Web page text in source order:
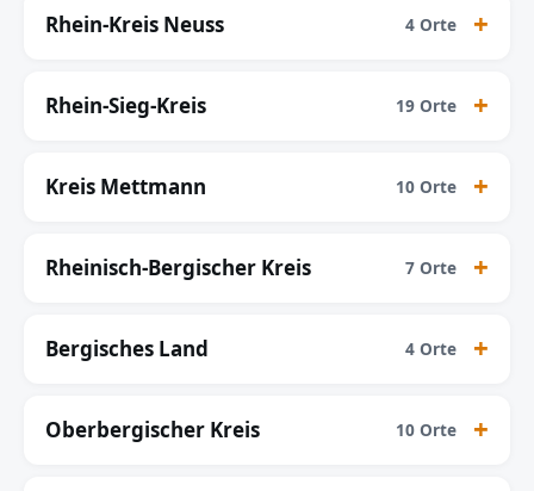
Rhein-Kreis Neuss 4 Orte
Rhein-Sieg-Kreis 19 Orte
Kreis Mettmann 10 Orte
Rheinisch-Bergischer Kreis 7 Orte
Bergisches Land 4 Orte
Oberbergischer Kreis 10 Orte